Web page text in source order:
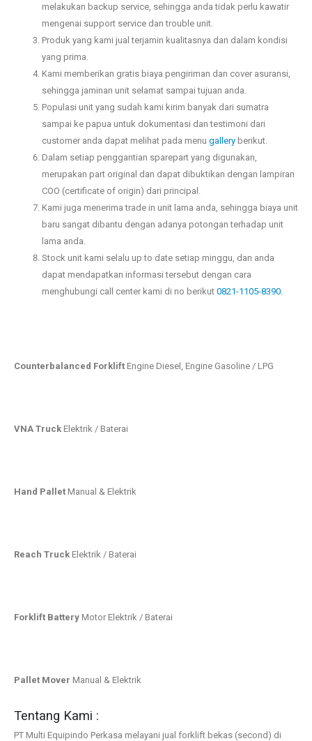
melakukan backup service, sehingga anda tidak perlu kawatir
mengenai support service dan trouble unit.
Produk yang kami jual terjamin kualitasnya dan dalam kondisi
yang prima.
Kami memberikan gratis biaya pengiriman dan cover asuransi,
sehingga jaminan unit selamat sampai tujuan anda.
Populasi unit yang sudah kami kirim banyak dari sumatra
sampai ke papua untuk dokumentasi dan testimoni dari
customer anda dapat melihat pada menu gallery berikut.
Dalam setiap penggantian sparepart yang digunakan,
merupakan part original dan dapat dibuktikan dengan lampiran
COO (certificate of origin) dari principal.
Kami juga menerima trade in unit lama anda, sehingga biaya unit
baru sangat dibantu dengan adanya potongan terhadap unit
lama anda.
Stock unit kami selalu up to date setiap minggu, dan anda
dapat mendapatkan informasi tersebut dengan cara
menghubungi call center kami di no berikut 0821-1105-8390.
Counterbalanced Forklift Engine Diesel, Engine Gasoline / LPG
VNA Truck Elektrik / Baterai
Hand Pallet Manual & Elektrik
Reach Truck Elektrik / Baterai
Forklift Battery Motor Elektrik / Baterai
Pallet Mover Manual & Elektrik
Tentang Kami :
PT Multi Equipindo Perkasa melayani jual forklift bekas (second) di